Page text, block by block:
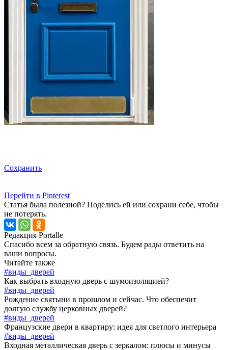
Сохранить
Перейти в Pinterest
Статья была полезной? Поделись ей или сохрани себе, чтобы
не потерять.
Редакция Portalle
Спасибо всем за обратную связь. Будем рады ответить на
ваши вопросы.
Читайте также
#виды_дверей
Как выбрать входную дверь с шумоизоляцией?
#виды_дверей
Рождение святыни в прошлом и сейчас. Что обеспечит
долгую службу церковных дверей?
#виды_дверей
Французские двери в квартиру: идея для светлого интерьера
#виды_дверей
Входная металлическая дверь с зеркалом: плюсы и минусы